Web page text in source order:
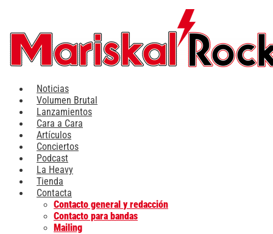
contenido
Noticias
Volumen Brutal
Lanzamientos
Cara a Cara
Artículos
Conciertos
Podcast
La Heavy
Tienda
Contacta
Contacto general y redacción
Contacto para bandas
Mailing